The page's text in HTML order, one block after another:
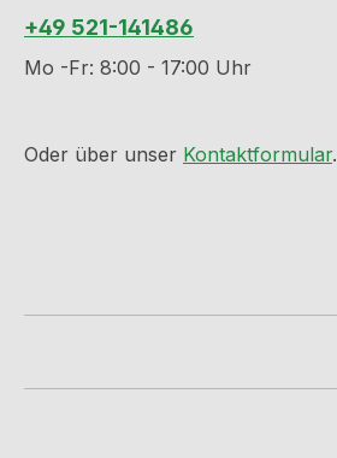
+49 521-141486
Mo -Fr: 8:00 - 17:00 Uhr
Oder über unser Kontaktformular.